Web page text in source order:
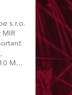
s.r.o.
MFS